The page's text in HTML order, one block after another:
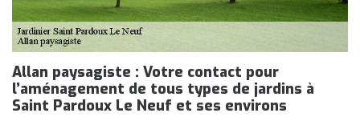
Allan paysagiste : Votre contact pour
l’aménagement de tous types de jardins à
Saint Pardoux Le Neuf et ses environs